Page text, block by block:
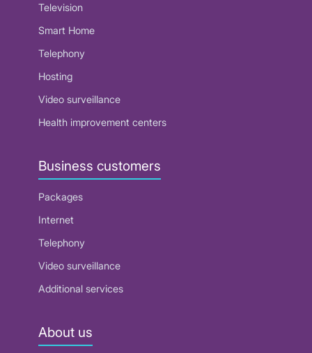
Television
Smart Home
Telephony
Hosting
Video surveillance
Health improvement centers
Business customers
Packages
Internet
Telephony
Video surveillance
Additional services
About us